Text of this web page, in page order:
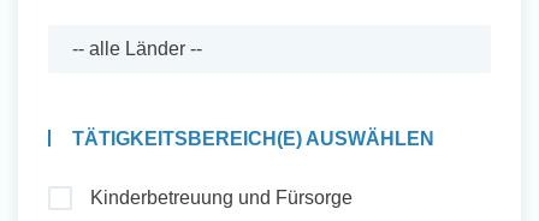
Auslandserfahrung Sammeln
TÄTIGKEITSBEREICH(E) AUSWÄHLEN
Kinderbetreuung und Fürsorge